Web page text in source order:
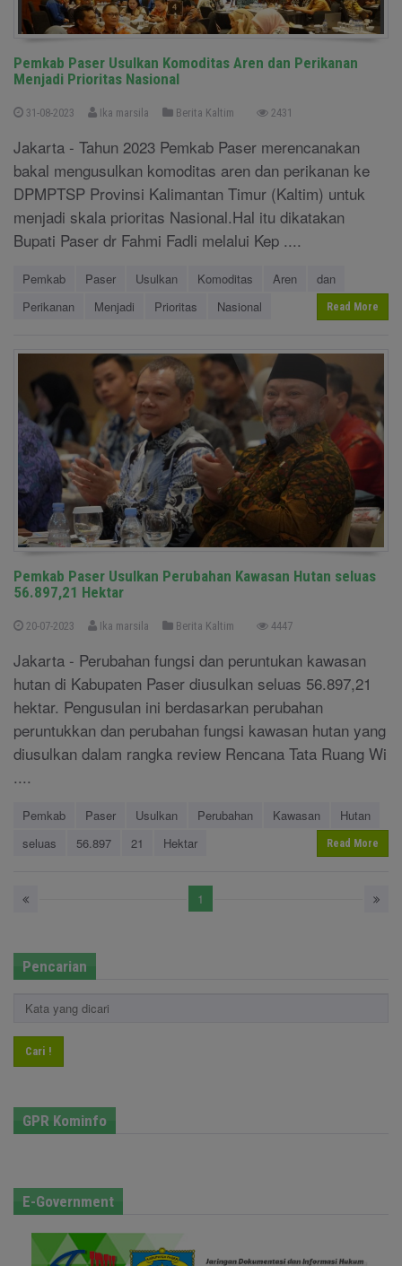
Pemkab Paser Usulkan Komoditas Aren dan Perikanan
Menjadi Prioritas Nasional
31-08-2023 Ika marsila Berita Kaltim 2431
Jakarta - Tahun 2023 Pemkab Paser merencanakan
bakal mengusulkan komoditas aren dan perikanan ke
DPMPTSP Provinsi Kalimantan Timur (Kaltim) untuk
menjadi skala prioritas Nasional.Hal itu dikatakan
Bupati Paser dr Fahmi Fadli melalui Kep ....
Pemkab Paser Usulkan Komoditas Aren
dan
Perikanan
Menjadi Prioritas Nasional Read More
Pemkab Paser Usulkan Perubahan Kawasan Hutan seluas
56.897,21 Hektar
20-07-2023 Ika marsila Berita Kaltim 4447
Jakarta - Perubahan fungsi dan peruntukan kawasan
hutan di Kabupaten Paser diusulkan seluas 56.897,21
hektar. Pengusulan ini berdasarkan perubahan
peruntukkan dan perubahan fungsi kawasan hutan yang
diusulkan dalam rangka review Rencana Tata Ruang Wi
....
Pemkab Paser Usulkan Perubahan Kawasan
Hutan
seluas
56.897 21 Hektar Read More
1
Pencarian
Cari !
GPR Kominfo
E-Government